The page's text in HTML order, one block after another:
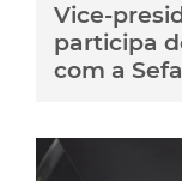
Vice-
participa
com a